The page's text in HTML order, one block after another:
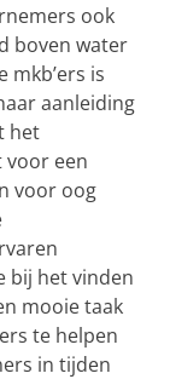
ook
boven water
mkb’ers is
aanleiding
het
voor een
voor oog
bij het vinden
mooie taak
te helpen
in tijden